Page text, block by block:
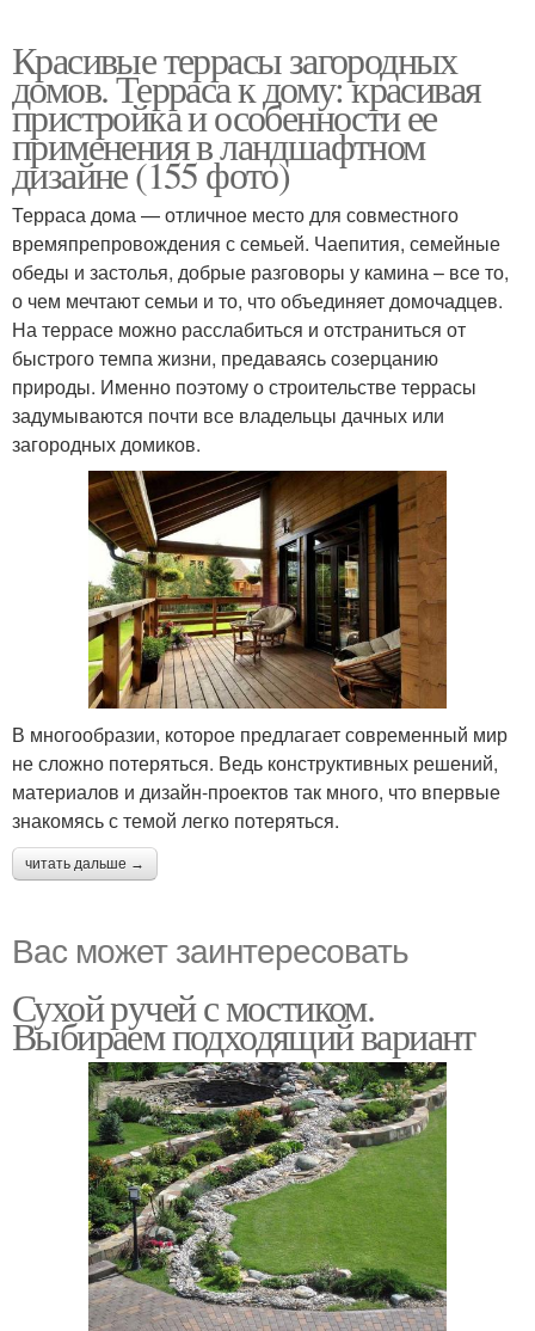
Красивые террасы загородных
домов. Терраса к дому: красивая
пристройка и особенности ее
применения в ландшафтном
дизайне (155 фото)
Терраса дома — отличное место для совместного
времяпрепровождения с семьей. Чаепития, семейные
обеды и застолья, добрые разговоры у камина – все то,
о чем мечтают семьи и то, что объединяет домочадцев.
На террасе можно расслабиться и отстраниться от
быстрого темпа жизни, предаваясь созерцанию
природы. Именно поэтому о строительстве террасы
задумываются почти все владельцы дачных или
загородных домиков.
В многообразии, которое предлагает современный мир
не сложно потеряться. Ведь конструктивных решений,
материалов и дизайн-проектов так много, что впервые
знакомясь с темой легко потеряться.
читать дальше →
Вас может заинтересовать
Сухой ручей с мостиком.
Выбираем подходящий вариант